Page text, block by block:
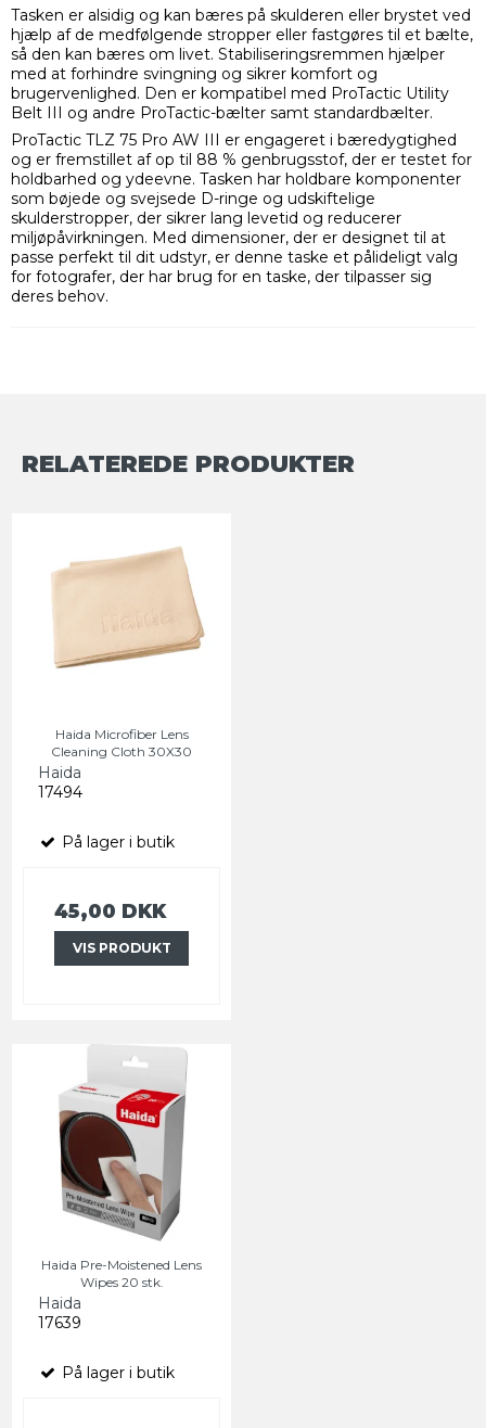
Tasken er alsidig og kan bæres på skulderen eller brystet ved
hjælp af de medfølgende stropper eller fastgøres til et bælte,
så den kan bæres om livet. Stabiliseringsremmen hjælper
med at forhindre svingning og sikrer komfort og
brugervenlighed. Den er kompatibel med ProTactic Utility
Belt III og andre ProTactic-bælter samt standardbælter.
ProTactic TLZ 75 Pro AW III er engageret i bæredygtighed
og er fremstillet af op til 88 % genbrugsstof, der er testet for
holdbarhed og ydeevne. Tasken har holdbare komponenter
som bøjede og svejsede D-ringe og udskiftelige
skulderstropper, der sikrer lang levetid og reducerer
miljøpåvirkningen. Med dimensioner, der er designet til at
passe perfekt til dit udstyr, er denne taske et pålideligt valg
for fotografer, der har brug for en taske, der tilpasser sig
deres behov.
RELATEREDE PRODUKTER
Haida Microfiber Lens
Cleaning Cloth 30X30
Haida
17494
På lager i butik
45,00 DKK
VIS PRODUKT
Haida Pre-Moistened Lens
Wipes 20 stk.
Haida
17639
På lager i butik